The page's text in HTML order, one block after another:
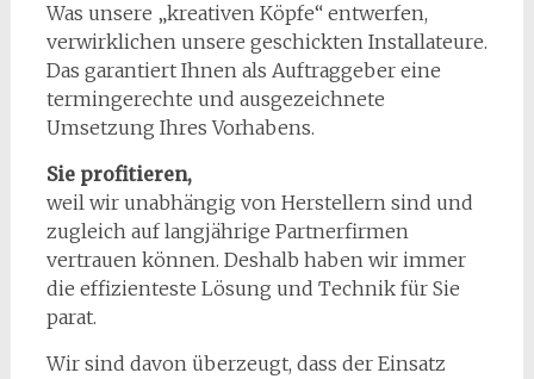
Was unsere „kreativen Köpfe“ entwerfen,
verwirklichen unsere geschickten Installateure.
Das garantiert Ihnen als Auftraggeber eine
termingerechte und ausgezeichnete
Umsetzung Ihres Vorhabens.
Sie profitieren,
weil wir unabhängig von Herstellern sind und
zugleich auf langjährige Partnerfirmen
vertrauen können. Deshalb haben wir immer
die effizienteste Lösung und Technik für Sie
parat.
Wir sind davon überzeugt, dass der Einsatz